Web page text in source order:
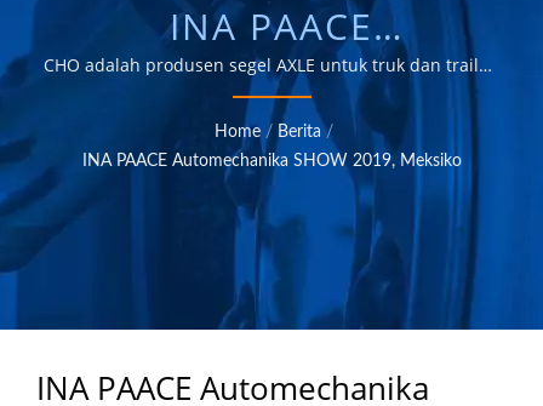
INA PAACE
AUTOMECHANIKA
SHOW 2019, MEKSIKO /
PRODUSEN SEGEL
RODA E-BARRIER
OTOMOTIF & INDUSTRI,
SEGEL RODA
CENTURION &
CHO adalah produsen segel AXLE untuk truk dan trailer,
memiliki kemampuan ODM dan OEM selama 30 tahun.
Home / Berita /
INA PAACE Automechanika SHOW 2019, Meksiko
INA PAACE Automechanika